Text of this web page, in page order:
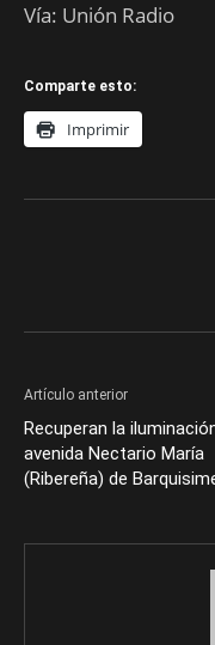
Vía: Unión Radio
Comparte esto:
Imprimir
Artículo anterior
Recuperan la
avenida Nectario María
(Ribereña) de